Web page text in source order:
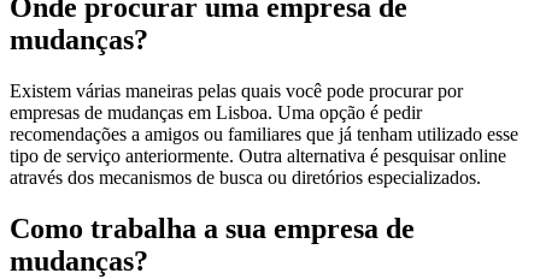
Onde procurar uma empresa de
mudanças?
Existem várias maneiras pelas quais você pode procurar por
empresas de mudanças em Lisboa. Uma opção é pedir
recomendações a amigos ou familiares que já tenham utilizado esse
tipo de serviço anteriormente. Outra alternativa é pesquisar online
através dos mecanismos de busca ou diretórios especializados.
Como trabalha a sua empresa de
mudanças?